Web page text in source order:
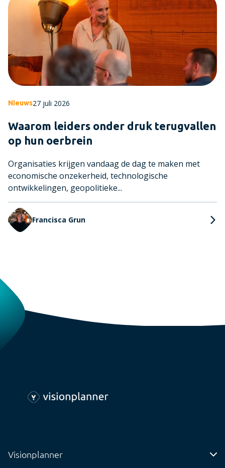
Nieuws27 juli 2026
Waarom leiders onder druk terugvallen
op hun oerbrein
Organisaties krijgen vandaag de dag te maken met
economische onzekerheid, technologische
ontwikkelingen, geopolitieke...
Francisca Grun
Visionplanner